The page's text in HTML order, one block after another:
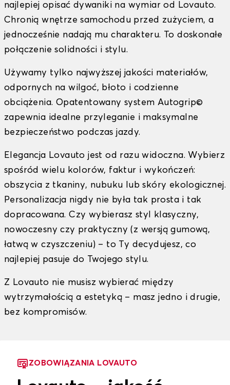
najlepiej opisać dywaniki na wymiar od Lovauto.
Chronią wnętrze samochodu przed zużyciem, a
jednocześnie nadają mu charakteru. To doskonałe
połączenie solidności i stylu.
Używamy tylko najwyższej jakości materiałów,
odpornych na wilgoć, błoto i codzienne
obciążenia. Opatentowany system Autogrip©
zapewnia idealne przyleganie i maksymalne
bezpieczeństwo podczas jazdy.
Elegancja Lovauto jest od razu widoczna. Wybierz
spośród wielu kolorów, faktur i wykończeń:
obszycia z tkaniny, nubuku lub skóry ekologicznej.
Personalizacja nigdy nie była tak prosta i tak
dopracowana. Czy wybierasz styl klasyczny,
nowoczesny czy praktyczny (z wersją gumową,
łatwą w czyszczeniu) – to Ty decydujesz, co
najlepiej pasuje do Twojego stylu.
Z Lovauto nie musisz wybierać między
wytrzymałością a estetyką – masz jedno i drugie,
bez kompromisów.
ZOBOWIĄZANIA LOVAUTO